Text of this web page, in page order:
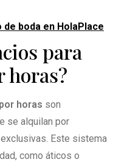
boda en HolaPlace
para
horas?
horas son
se alquilan por
Este sistema
como áticos o